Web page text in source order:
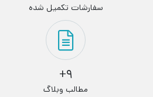
سفارشات تکمیل شده
9+
مطالب وبلاگ